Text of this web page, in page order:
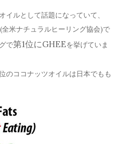
イルとして話題になっていて、
米ナチュラルヒーリング協会)で
で第1位にGHEEを挙げていま
のココナッツオイルは日本でもも